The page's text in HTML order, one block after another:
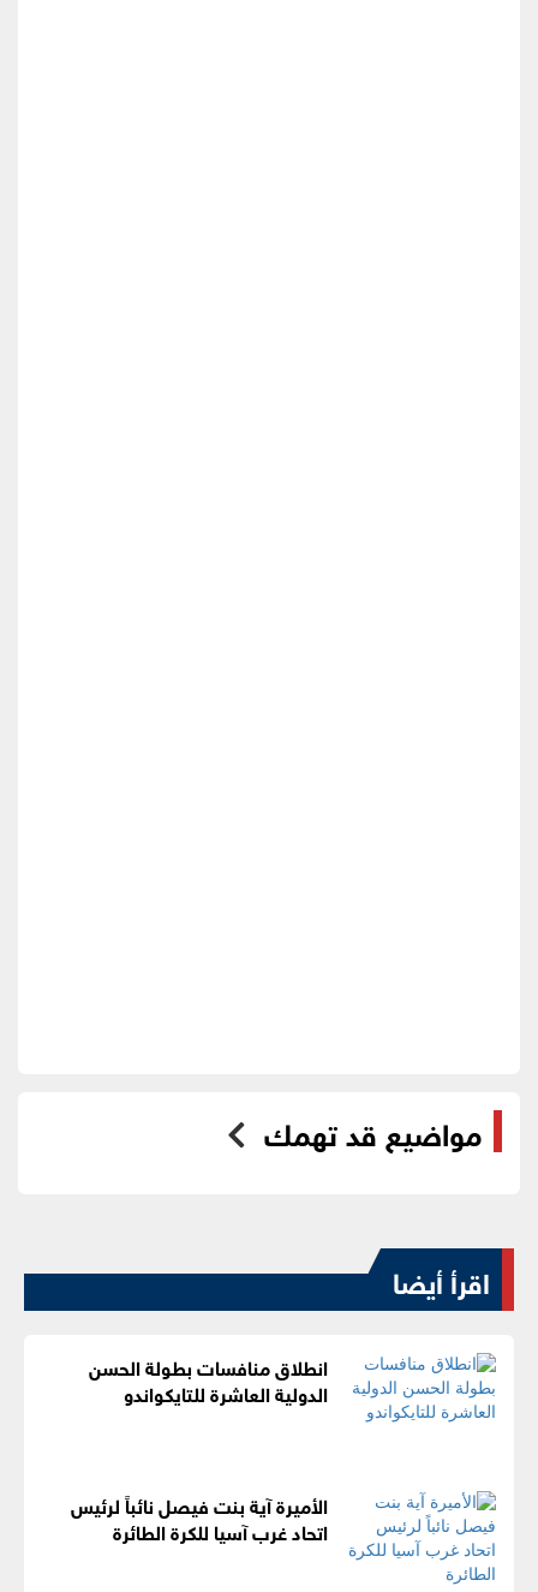
مواضيع قد تهمك
اقرأ أيضا
انطلاق منافسات بطولة الحسن
الدولية العاشرة للتايكواندو
الأميرة آية بنت فيصل نائباً لرئيس
اتحاد غرب آسيا للكرة الطائرة